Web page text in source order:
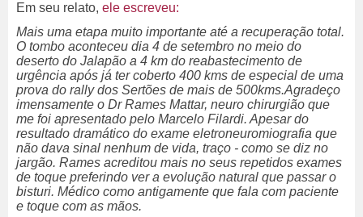
Em seu relato, ele escreveu:
Mais uma etapa muito importante até a recuperação total.
O tombo aconteceu dia 4 de setembro no meio do
deserto do Jalapão a 4 km do reabastecimento de
urgência após já ter coberto 400 kms de especial de uma
prova do rally dos Sertões de mais de 500kms.Agradeço
imensamente o Dr Rames Mattar, neuro chirurgião que
me foi apresentado pelo Marcelo Filardi. Apesar do
resultado dramático do exame eletroneuromiografia que
não dava sinal nenhum de vida, traço - como se diz no
jargão. Rames acreditou mais no seus repetidos exames
de toque preferindo ver a evolução natural que passar o
bisturi. Médico como antigamente que fala com paciente
e toque com as mãos.